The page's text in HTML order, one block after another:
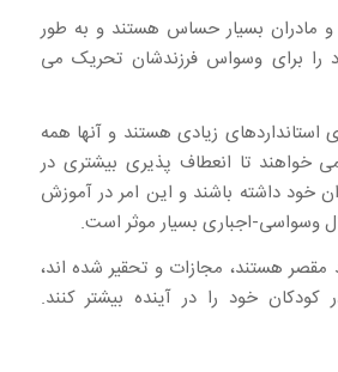
مادران بسیار حساس هستند و به طور
را برای وسواس فرزندشان تحریک می
استانداردهای زیادی هستند و آنها همه
خواهند تا انعطاف پذیری بیشتری در
خود داشته باشند و این امر در آموزش
وسواسی-اجباری بسیار موثر است.
مقصر هستند، مجازات و تحقیر شده اند،
خود را در آینده بیشتر کنند.